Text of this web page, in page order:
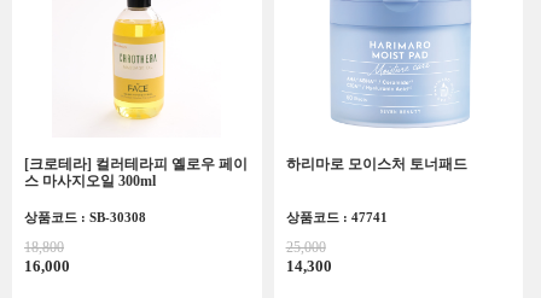
[크로테라] 컬러테라피 옐로우 페이
스 마사지오일 300ml
상품코드 : SB-30308
18,800
16,000
하리마로 모이스처 토너패드
상품코드 : 47741
25,000
14,300